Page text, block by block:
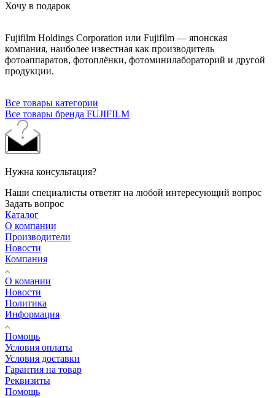
Хочу в подарок
Fujifilm Holdings Corporation или Fujifilm — японская
компания, наиболее известная как производитель
фотоаппаратов, фотоплёнки, фотоминилабораторий и другой
продукции.
Все товары категории
Все товары бренда FUJIFILM
Нужна консультация?
Наши специалисты ответят на любой интересующий вопрос
Задать вопрос
Каталог
О компании
Производители
Новости
Компания
О комании
Новости
Политика
Информация
Помощь
Условия оплаты
Условия доставки
Гарантия на товар
Реквизиты
Помощь